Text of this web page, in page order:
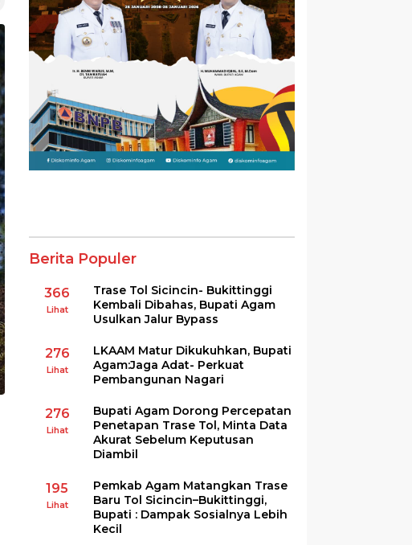
Berita Populer
366
Lihat
Trase Tol Sicincin- Bukittinggi
Kembali Dibahas, Bupati Agam
Usulkan Jalur Bypass
276
Lihat
LKAAM Matur Dikukuhkan, Bupati
Agam:Jaga Adat- Perkuat
Pembangunan Nagari
276
Lihat
Bupati Agam Dorong Percepatan
Penetapan Trase Tol, Minta Data
Akurat Sebelum Keputusan
Diambil
195
Lihat
Pemkab Agam Matangkan Trase
Baru Tol Sicincin–Bukittinggi,
Bupati : Dampak Sosialnya Lebih
Kecil